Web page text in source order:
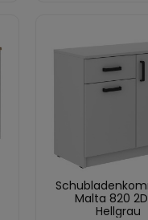
Malta 820 2D
Hellgrau